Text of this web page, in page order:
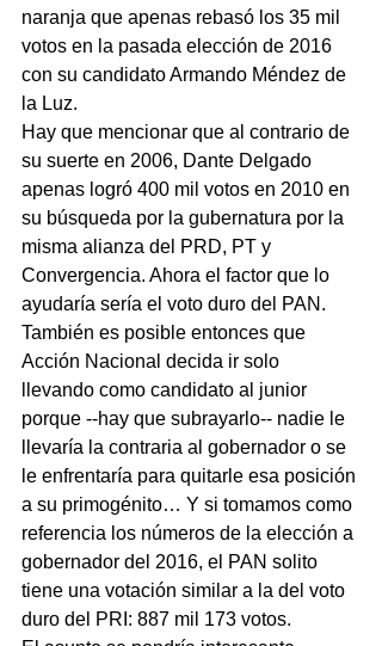
naranja que apenas rebasó los 35 mil
votos en la pasada elección de 2016
con su candidato Armando Méndez de
la Luz.
Hay que mencionar que al contrario de
su suerte en 2006, Dante Delgado
apenas logró 400 mil votos en 2010 en
su búsqueda por la gubernatura por la
misma alianza del PRD, PT y
Convergencia. Ahora el factor que lo
ayudaría sería el voto duro del PAN.
También es posible entonces que
Acción Nacional decida ir solo
llevando como candidato al junior
porque --hay que subrayarlo-- nadie le
llevaría la contraria al gobernador o se
le enfrentaría para quitarle esa posición
a su primogénito… Y si tomamos como
referencia los números de la elección a
gobernador del 2016, el PAN solito
tiene una votación similar a la del voto
duro del PRI: 887 mil 173 votos.